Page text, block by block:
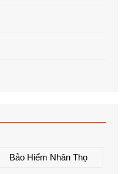
Bảo Hiểm Nhân Thọ